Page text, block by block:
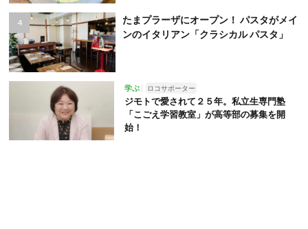
たまプラーザにオープン！ パスタがメイ
ンのイタリアン「クラシカル パスタ」
学ぶ ロコサポーター
ジモトで愛されて２５年。私立生専門塾
「こごえ学習教室」が高等部の募集を開
始！